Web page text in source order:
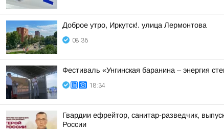
Доброе утро, Иркутск!. улица Лермонтова
08:36
Фестиваль «Унгинская баранина – энергия
18:34
Гвардии ефрейтор, санитар-разведчик,
России